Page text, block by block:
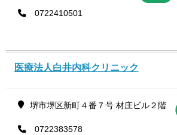
0722410501
医療法人白井内科クリニック
堺市堺区新町４番７号 材庄ビル２階
0722383578